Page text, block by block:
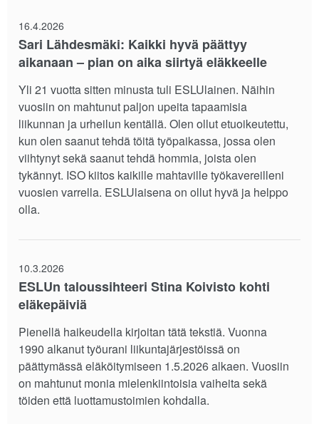
16.4.2026
Sari Lähdesmäki: Kaikki hyvä päättyy
aikanaan – pian on aika siirtyä eläkkeelle
Yli 21 vuotta sitten minusta tuli ESLUlainen. Näihin
vuosiin on mahtunut paljon upeita tapaamisia
liikunnan ja urheilun kentällä. Olen ollut etuoikeutettu,
kun olen saanut tehdä töitä työpaikassa, jossa olen
viihtynyt sekä saanut tehdä hommia, joista olen
tykännyt. ISO kiitos kaikille mahtaville työkavereilleni
vuosien varrella. ESLUlaisena on ollut hyvä ja helppo
olla.
10.3.2026
ESLUn taloussihteeri Stina Koivisto kohti
eläkepäiviä
Pienellä haikeudella kirjoitan tätä tekstiä. Vuonna
1990 alkanut työurani liikuntajärjestöissä on
päättymässä eläköitymiseen 1.5.2026 alkaen. Vuosiin
on mahtunut monia mielenkiintoisia vaiheita sekä
töiden että luottamustoimien kohdalla.